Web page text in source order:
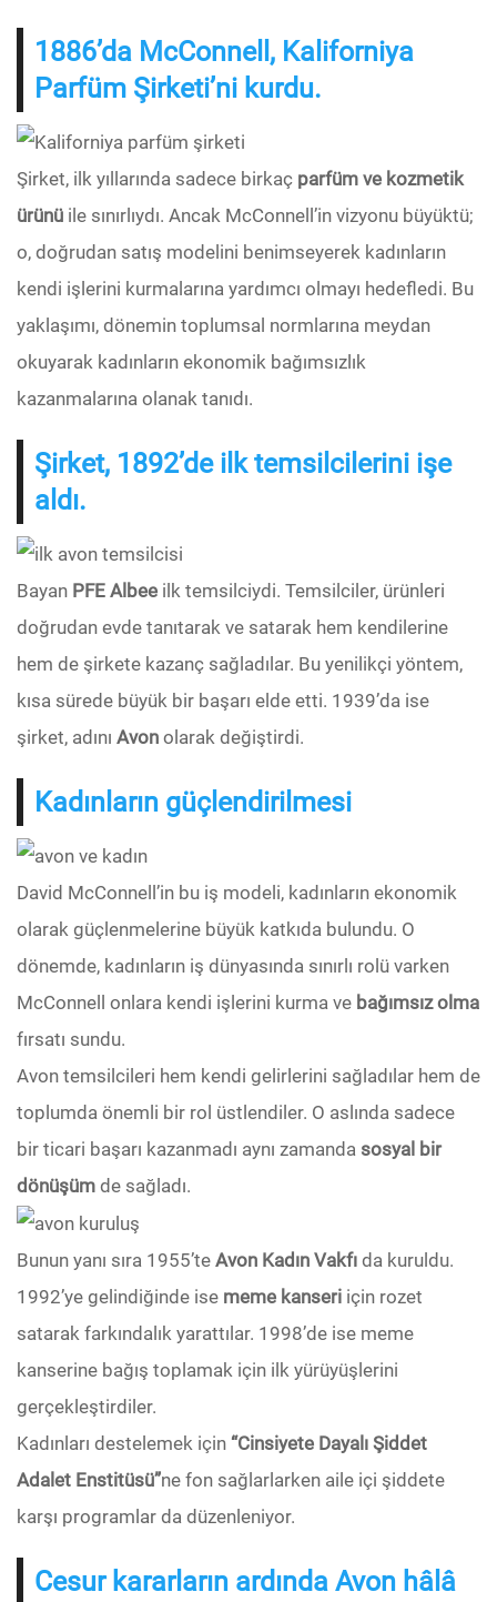
1886’da McConnell, Kaliforniya
Parfüm Şirketi’ni kurdu.
Şirket, ilk yıllarında sadece birkaç parfüm ve kozmetik
ürünü ile sınırlıydı. Ancak McConnell’in vizyonu büyüktü;
o, doğrudan satış modelini benimseyerek kadınların
kendi işlerini kurmalarına yardımcı olmayı hedefledi. Bu
yaklaşımı, dönemin toplumsal normlarına meydan
okuyarak kadınların ekonomik bağımsızlık
kazanmalarına olanak tanıdı.
Şirket, 1892’de ilk temsilcilerini işe
aldı.
Bayan PFE Albee ilk temsilciydi. Temsilciler, ürünleri
doğrudan evde tanıtarak ve satarak hem kendilerine
hem de şirkete kazanç sağladılar. Bu yenilikçi yöntem,
kısa sürede büyük bir başarı elde etti. 1939’da ise
şirket, adını Avon olarak değiştirdi.
Kadınların güçlendirilmesi
David McConnell’in bu iş modeli, kadınların ekonomik
olarak güçlenmelerine büyük katkıda bulundu. O
dönemde, kadınların iş dünyasında sınırlı rolü varken
McConnell onlara kendi işlerini kurma ve bağımsız olma
fırsatı sundu.
Avon temsilcileri hem kendi gelirlerini sağladılar hem de
toplumda önemli bir rol üstlendiler. O aslında sadece
bir ticari başarı kazanmadı aynı zamanda sosyal bir
dönüşüm de sağladı.
Bunun yanı sıra 1955’te Avon Kadın Vakfı da kuruldu.
1992’ye gelindiğinde ise meme kanseri için rozet
satarak farkındalık yarattılar. 1998’de ise meme
kanserine bağış toplamak için ilk yürüyüşlerini
gerçekleştirdiler.
Kadınları destelemek için “Cinsiyete Dayalı Şiddet
Adalet Enstitüsü”ne fon sağlarlarken aile içi şiddete
karşı programlar da düzenleniyor.
Cesur kararların ardında Avon hâlâ